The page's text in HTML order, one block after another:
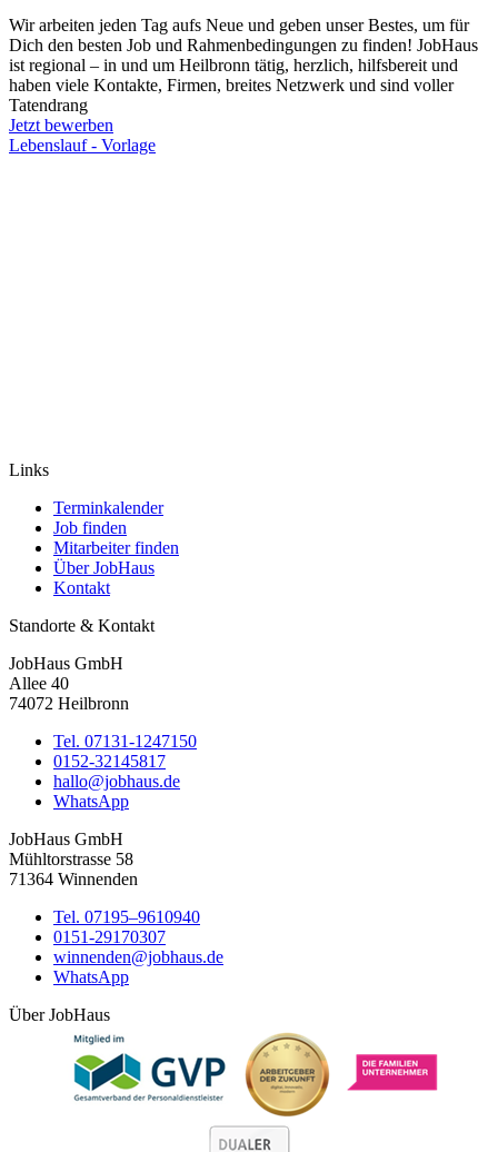
Wir arbeiten jeden Tag aufs Neue und geben unser Bestes, um für
Dich den besten Job und Rahmenbedingungen zu finden! JobHaus
ist regional – in und um Heilbronn tätig, herzlich, hilfsbereit und
haben viele Kontakte, Firmen, breites Netzwerk und sind voller
Tatendrang
Jetzt bewerben
Lebenslauf - Vorlage
Links
Terminkalender
Job finden
Mitarbeiter finden
Über JobHaus
Kontakt
Standorte & Kontakt
JobHaus GmbH
Allee 40
74072 Heilbronn
Tel. 07131-1247150
0152-32145817
hallo@jobhaus.de
WhatsApp
JobHaus GmbH
Mühltorstrasse 58
71364 Winnenden
Tel. 07195–9610940
0151-29170307
winnenden@jobhaus.de
WhatsApp
Über JobHaus